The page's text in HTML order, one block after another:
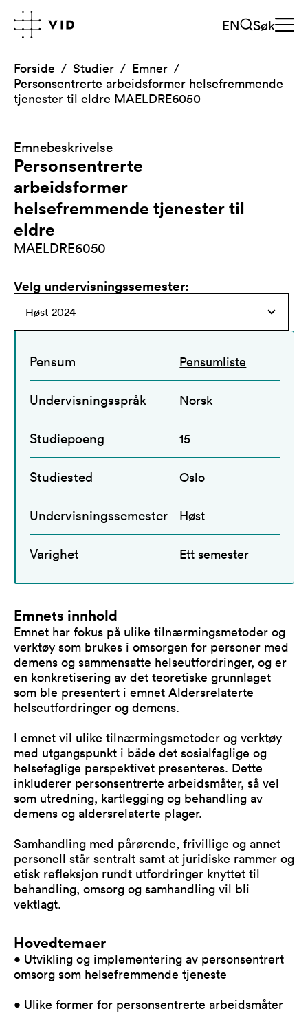
EN Søk
Forside Studier
Emner
Personsentrerte arbeidsformer helsefremmende
tjenester til eldre MAELDRE6050
Emnebeskrivelse
Personsentrerte
arbeidsformer
helsefremmende tjenester til
eldre
MAELDRE6050
Velg undervisningssemester:
Pensum Pensumliste
Undervisningsspråk Norsk
Studiepoeng 15
Studiested Oslo
Undervisningssemester Høst
Varighet Ett semester
Emnets innhold
Emnet har fokus på ulike tilnærmingsmetoder og
verktøy som brukes i omsorgen for personer med
demens og sammensatte helseutfordringer, og er
en konkretisering av det teoretiske grunnlaget
som ble presentert i emnet Aldersrelaterte
helseutfordringer og demens.
I emnet vil ulike tilnærmingsmetoder og verktøy
med utgangspunkt i både det sosialfaglige og
helsefaglige perspektivet presenteres. Dette
inkluderer personsentrerte arbeidsmåter, så vel
som utredning, kartlegging og behandling av
demens og aldersrelaterte plager.
Samhandling med pårørende, frivillige og annet
personell står sentralt samt at juridiske rammer og
etisk refleksjon rundt utfordringer knyttet til
behandling, omsorg og samhandling vil bli
vektlagt.
Hovedtemaer
• Utvikling og implementering av personsentrert
omsorg som helsefremmende tjeneste
• Ulike former for personsentrerte arbeidsmåter